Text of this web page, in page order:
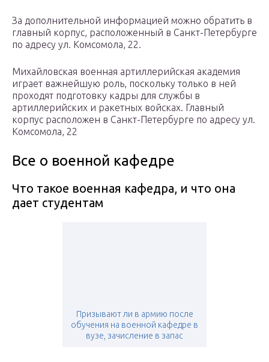
За дополнительной информацией можно обратить в
главный корпус, расположенный в Санкт-Петербурге
по адресу ул. Комсомола, 22.
Михайловская военная артиллерийская академия
играет важнейшую роль, поскольку только в ней
проходят подготовку кадры для службы в
артиллерийских и ракетных войсках. Главный
корпус расположен в Санкт-Петербурге по адресу ул.
Комсомола, 22
Все о военной кафедре
Что такое военная кафедра, и что она
дает студентам
Призывают ли в армию после
обучения на военной кафедре в
вузе, зачисление в запас